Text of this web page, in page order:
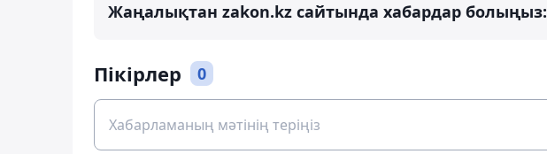
Жаңалықтан zakon.kz сайтында хабардар болыңыз:
Пікірлер 0